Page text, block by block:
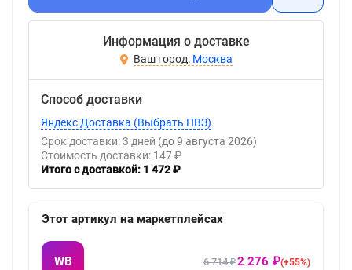
Информация о доставке
Москва
Способ доставки
Яндекс Доставка (Выбрать ПВЗ)
Срок доставки: 3 дней (до 9 августа 2026)
Стоимость доставки: 147 ₽
Итого с доставкой: 1 472 ₽
Этот артикул на маркетплейсах
WB 6 714 ₽2 276 ₽(+55%)